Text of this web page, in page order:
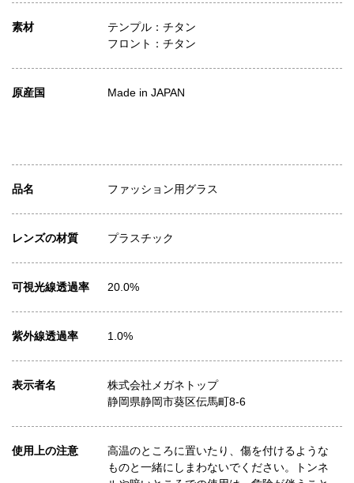
素材
テンプル：チタン
フロント：チタン
原産国 Made in JAPAN
品名 ファッション用グラス
レンズの材質 プラスチック
可視光線透過率 20.0%
紫外線透過率 1.0%
表示者名
株式会社メガネトップ
静岡県静岡市葵区伝馬町8-6
使用上の注意
高温のところに置いたり、傷を付けるような
ものと一緒にしまわないでください。トンネ